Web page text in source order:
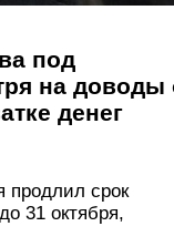
под
на доводы
денег
продлил срок
31 октября,